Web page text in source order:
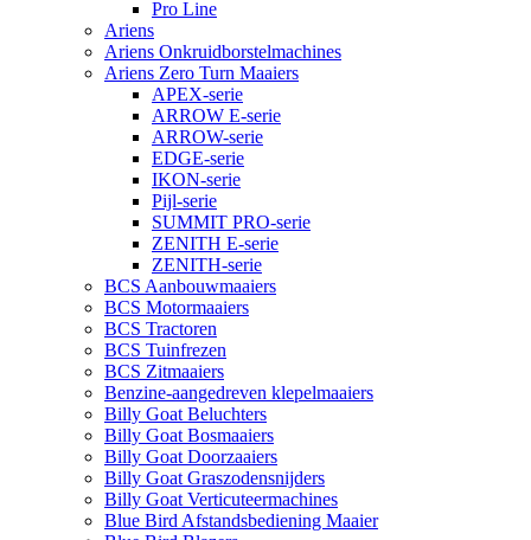
Pro Line
Ariens
Ariens Onkruidborstelmachines
Ariens Zero Turn Maaiers
APEX-serie
ARROW E-serie
ARROW-serie
EDGE-serie
IKON-serie
Pijl-serie
SUMMIT PRO-serie
ZENITH E-serie
ZENITH-serie
BCS Aanbouwmaaiers
BCS Motormaaiers
BCS Tractoren
BCS Tuinfrezen
BCS Zitmaaiers
Benzine-aangedreven klepelmaaiers
Billy Goat Beluchters
Billy Goat Bosmaaiers
Billy Goat Doorzaaiers
Billy Goat Graszodensnijders
Billy Goat Verticuteermachines
Blue Bird Afstandsbediening Maaier